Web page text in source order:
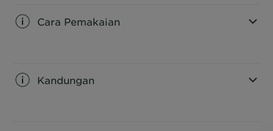
Dilengkapi dengan Airlock Technology memberikan
Cara Pemakaian
Kandungan